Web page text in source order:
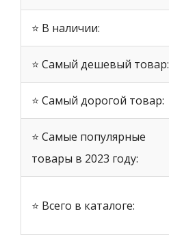
⭐ В наличии:
⭐ Самый дешевый товар:
⭐ Самый дорогой товар:
⭐ Самые популярные
товары в 2023 году:
⭐ Всего в каталоге: